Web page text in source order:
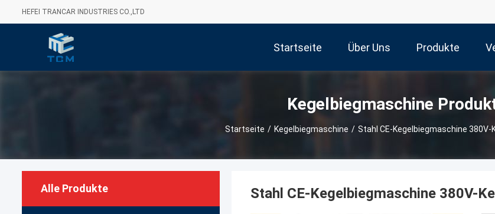
HEFEI TRANCAR INDUSTRIES CO.,LTD
Startseite Über Uns Produkte
Kegelbiegmaschine
Startseite / Kegelbiegmaschine / Stahl CE-Kegelbiegmaschine
Alle Produkte Stahl CE-Kegelbiegmaschine 380V-